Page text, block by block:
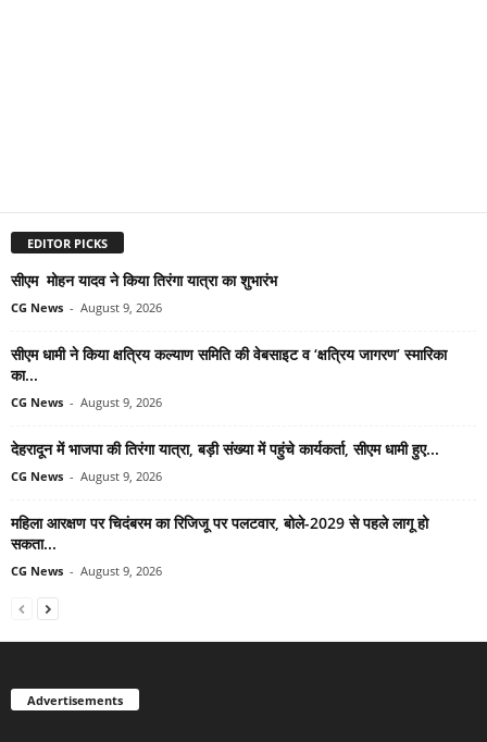
EDITOR PICKS
सीएम मोहन यादव ने किया तिरंगा यात्रा का शुभारंभ
CG News - August 9, 2026
सीएम धामी ने किया क्षत्रिय कल्याण समिति की वेबसाइट व ‘क्षत्रिय जागरण’ स्मारिका
का...
CG News - August 9, 2026
देहरादून में भाजपा की तिरंगा यात्रा, बड़ी संख्या में पहुंचे कार्यकर्ता, सीएम धामी हुए...
CG News - August 9, 2026
महिला आरक्षण पर चिदंबरम का रिजिजू पर पलटवार, बोले-2029 से पहले लागू हो
सकता...
CG News - August 9, 2026
Advertisements